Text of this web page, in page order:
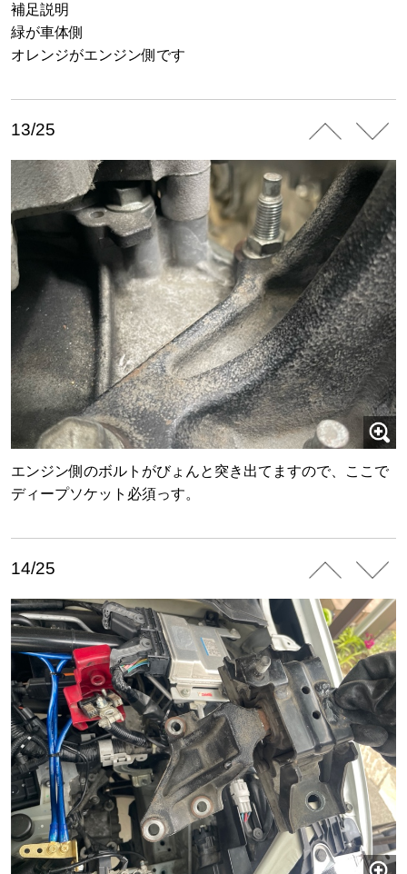
補足説明
緑が車体側
オレンジがエンジン側です
13/25
エンジン側のボルトがびょんと突き出てますので、ここで
ディープソケット必須っす。
14/25